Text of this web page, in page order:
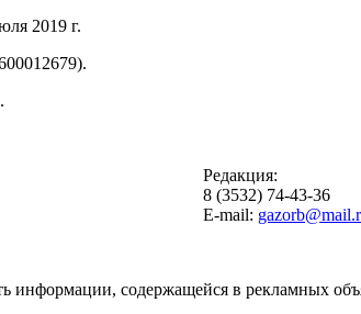
2019 г.
Редакция:
8 (3532) 74-43-36
E-mail:
информации, содержащейся в рекламных